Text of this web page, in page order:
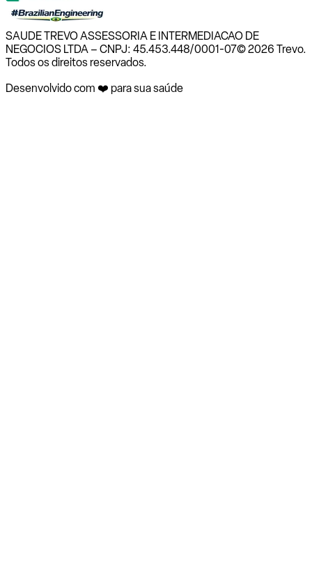
SAUDE TREVO ASSESSORIA E INTERMEDIACAO DE
NEGOCIOS LTDA – CNPJ: 45.453.448/0001-07© 2026 Trevo.
Todos os direitos reservados.
Desenvolvido com ❤️ para sua saúde